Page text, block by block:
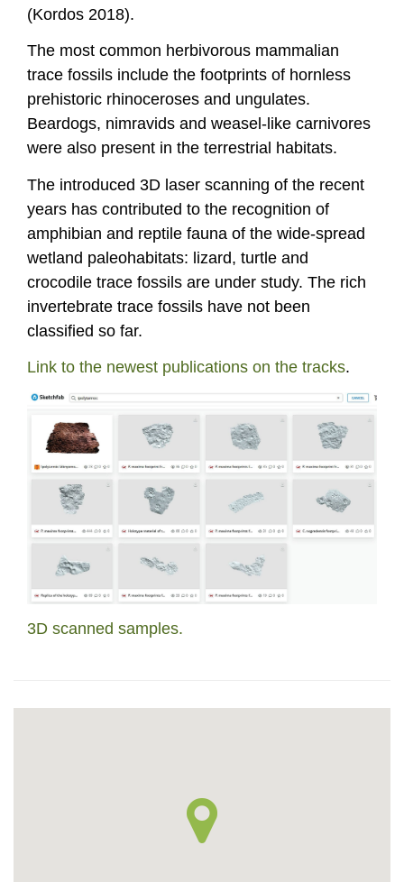
(Kordos 2018).
The most common herbivorous mammalian
trace fossils include the footprints of hornless
prehistoric rhinoceroses and ungulates.
Beardogs, nimravids and weasel-like carnivores
were also present in the terrestrial habitats.
The introduced 3D laser scanning of the recent
years has contributed to the recognition of
amphibian and reptile fauna of the wide-spread
wetland paleohabitats: lizard, turtle and
crocodile trace fossils are under study. The rich
invertebrate trace fossils have not been
classified so far.
Link to the newest publications on the tracks.
3D scanned samples.